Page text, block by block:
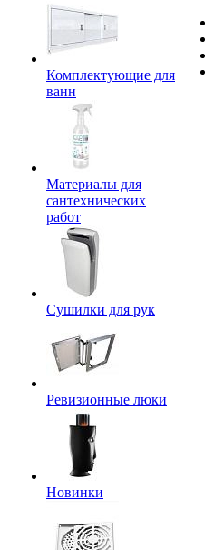
Комплектующие для
ванн
Материалы для
сантехнических
работ
Сушилки для рук
Ревизионные люки
Новинки